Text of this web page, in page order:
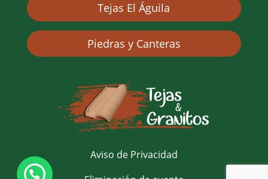
Tejas El Águila
Piedras y Canteras
Aviso de Privacidad